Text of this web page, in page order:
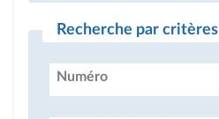
Recherche par critères
Numéro